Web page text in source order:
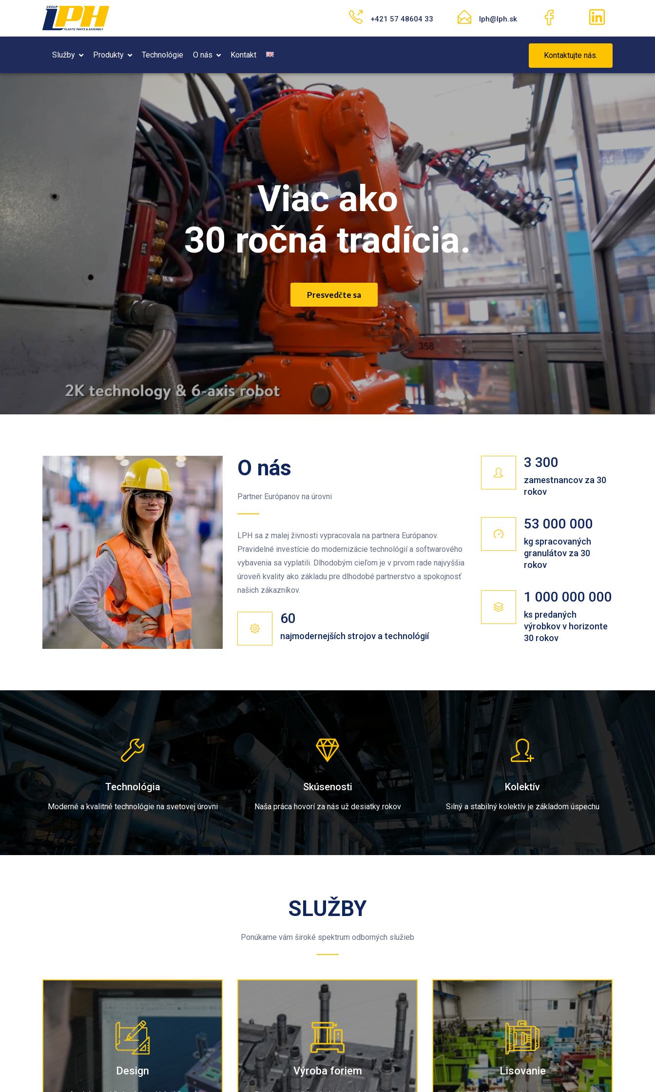
+421 57 48604 33 lph@lph.sk
Služby Produkty Technológie O nás Kontakt Kontaktujte nás.
O nás
Partner Európanov na úrovni
LPH sa z malej živnosti vypracovala na partnera Európanov.
Pravidelné investície do modernizácie technológií a softwarového
vybavenia sa vyplatili. Dlhodobým cieľom je v prvom rade najvyššia
úroveň kvality ako základu pre dlhodobé partnerstvo a spokojnosť
našich zákazníkov.
60
najmodernejších strojov a technológií
3 300
zamestnancov za 30
rokov
53 000 000
kg spracovaných
granulátov za 30
rokov
1 000 000 000
ks predaných
výrobkov v horizonte
30 rokov
Technológia
Moderné a kvalitné technológie na svetovej úrovni
Skúsenosti
Naša práca hovorí za nás už desiatky rokov
Kolektív
Silný a stabilný kolektív je základom úspechu
SLUŽBY
Ponúkame vám široké spektrum odborných služieb
Design Výroba foriem
Rozvíjame tradíciu výroby kovových nástrojov
Lisovanie
Lisovanie
Našich 60 injekčných vstrekovacích lisov